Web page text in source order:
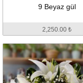
9 Beyaz gül
2,250.00 ₺